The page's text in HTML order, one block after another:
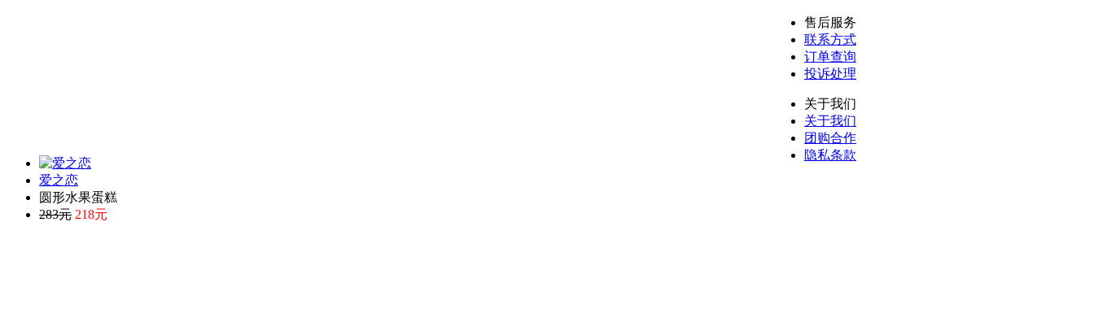
爱之恋
圆形水果蛋糕
283元 218元
售后服务
联系方式
订单查询
投诉处理
关于我们
关于我们
团购合作
隐私条款